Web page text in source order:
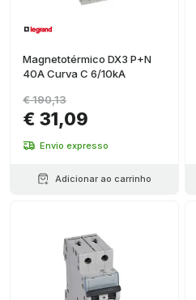
Magnetotérmico DX3 P+N
40A Curva C 6/10kA
€ 31,09
€ 190,13
Envio expresso
Adicionar ao carrinho